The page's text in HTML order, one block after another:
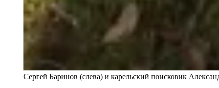
Сергей Баринов (слева) и карельский поисковик